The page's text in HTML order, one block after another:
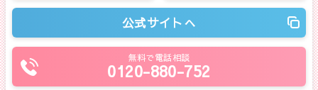
公式サイトへ
無料で電話相談
0120-880-752